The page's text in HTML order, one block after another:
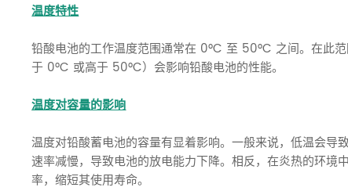
温度特性
铅酸电池的工作温度范围通常在 0°C 至 50°C 之间。在此
于 0°C 或高于 50°C）会影响铅酸电池的性能。
温度对容量的影响
温度对铅酸蓄电池的容量有显着影响。一般来说，低温会
速率减慢，导致电池的放电能力下降。相反，在炎热的环
率，缩短其使用寿命。